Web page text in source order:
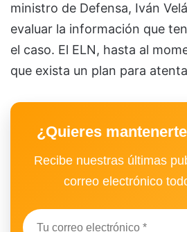
ministro de Defensa, Iván
evaluar la información que
el caso. El ELN, hasta al
que exista un plan para
¿Quieres
Recibe nuestras últimas
correo electrónico